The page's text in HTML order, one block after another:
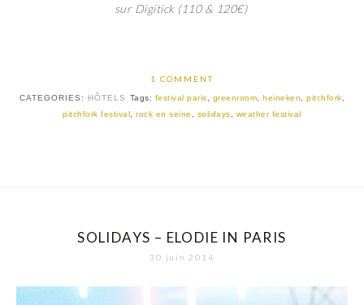
sur Digitick (110 & 120€)
1 COMMENT
CATEGORIES: HÔTELS Tags: festival paris greenroom ,heineken ,pitchfork
pitchfork festival ,rock en seine solidays weather festival
SOLIDAYS – ELODIE IN PARIS
30 juin 2014